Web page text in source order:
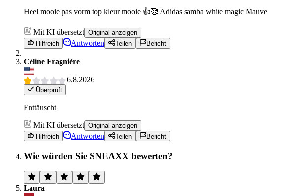
Heel mooie pas vorm top kleur mooie 👍🥰 Adidas samba white magic Mauve
Mit KI übersetzt Original anzeigen
Hilfreich
Antworten Teilen Bericht
Céline Fragnière
6.8.2026
Überprüft
Enttäuscht
Mit KI übersetzt Original anzeigen
Hilfreich
Antworten Teilen Bericht
Wie würden Sie SNEAXX bewerten?
Laura